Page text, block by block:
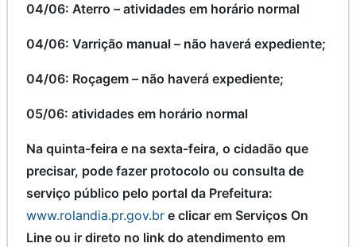
04/06: Aterro – atividades em horário normal
04/06: Varrição manual – não haverá expediente;
04/06: Roçagem – não haverá expediente;
05/06: atividades em horário normal
Na quinta-feira e na sexta-feira, o cidadão que
precisar, pode fazer protocolo ou consulta de
serviço público pelo portal da Prefeitura:
www.rolandia.pr.gov.br e clicar em Serviços On
Line ou ir direto no link do atendimento em